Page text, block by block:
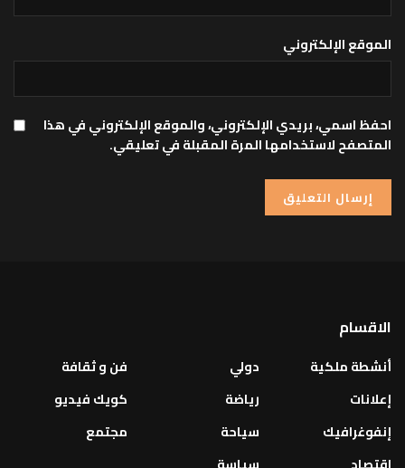
الموقع الإلكتروني
احفظ اسمي، بريدي الإلكتروني، والموقع الإلكتروني في هذا
المتصفح لاستخدامها المرة المقبلة في تعليقي.
الاقسام
أنشطة ملكية
إعلانات
إنفوغرافيك
دولي
رياضة
سياحة
فن و ثقافة
كويك فيديو
مجتمع